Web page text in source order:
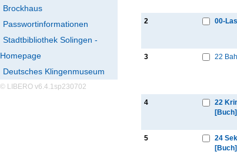
Brockhaus
Passwortinformationen
Stadtbibliothek Solingen -
Homepage
Deutsches Klingenmuseum
© LIBERO v6.4.1sp230702
2 00-
3 22
4
22
[Buch]
5
24
[Buch]